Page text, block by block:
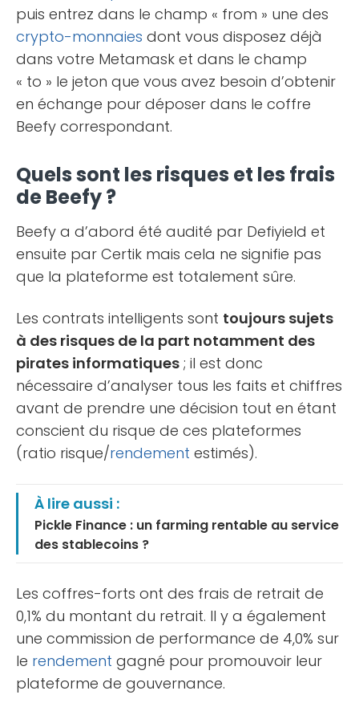
puis entrez dans le champ « from » une des
crypto-monnaies dont vous disposez déjà
dans votre Metamask et dans le champ
« to » le jeton que vous avez besoin d’obtenir
en échange pour déposer dans le coffre
Beefy correspondant.
Quels sont les risques et les frais
de Beefy ?
Beefy a d’abord été audité par Defiyield et
ensuite par Certik mais cela ne signifie pas
que la plateforme est totalement sûre.
Les contrats intelligents sont toujours sujets
à des risques de la part notamment des
pirates informatiques ; il est donc
nécessaire d’analyser tous les faits et chiffres
avant de prendre une décision tout en étant
conscient du risque de ces plateformes
(ratio risque/rendement estimés).
À lire aussi :
Pickle Finance : un farming rentable au service
des stablecoins ?
Les coffres-forts ont des frais de retrait de
0,1% du montant du retrait. Il y a également
une commission de performance de 4,0% sur
le rendement gagné pour promouvoir leur
plateforme de gouvernance.